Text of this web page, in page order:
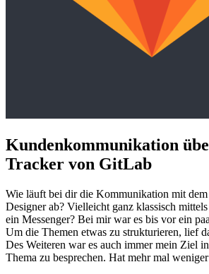
Kundenkommunikation
Tracker von GitLab
Wie läuft bei dir die Kommunikation mit
Designer ab? Vielleicht ganz klassisch
ein Messenger? Bei mir war es bis vor ein
Um die Themen etwas zu strukturieren, lief
Des Weiteren war es auch immer mein Ziel
Thema zu besprechen. Hat mehr mal